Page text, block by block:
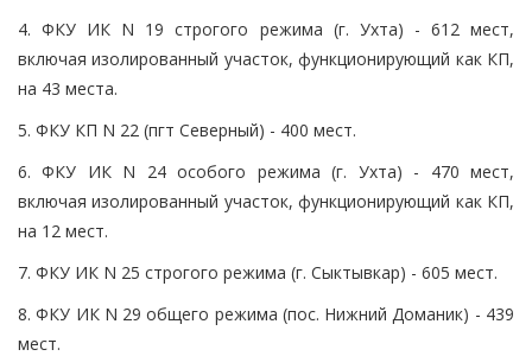
4. ФКУ ИК N 19 строгого режима (г. Ухта) - 612 мест,
включая изолированный участок, функционирующий как КП,
на 43 места.
5. ФКУ КП N 22 (пгт Северный) - 400 мест.
6. ФКУ ИК N 24 особого режима (г. Ухта) - 470 мест,
включая изолированный участок, функционирующий как КП,
на 12 мест.
7. ФКУ ИК N 25 строгого режима (г. Сыктывкар) - 605 мест.
8. ФКУ ИК N 29 общего режима (пос. Нижний Доманик) - 439
мест.